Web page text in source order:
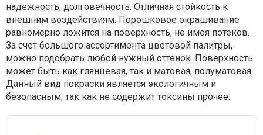
надежность, долговечность. Отличная стойкость к
внешним воздействиям. Порошковое окрашивание
равномерно ложится на поверхность, не имея потеков.
За счет большого ассортимента цветовой палитры,
можно подобрать любой нужный оттенок. Поверхность
может быть как глянцевая, так и матовая, полуматовая.
Данный вид покраски является экологичным и
безопасным, так как не содержит токсины прочее.